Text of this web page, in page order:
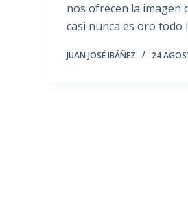
nos ofrecen la imagen
casi nunca es oro todo
JUAN JOSÉ IBÁÑEZ 24